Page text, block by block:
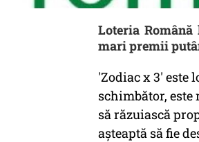
Loteria
mari premii
'Zodiac x 3' este
schimbător, este
să răzuiască
aşteaptă să fie